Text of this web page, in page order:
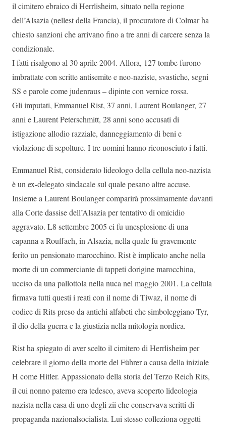
il cimitero ebraico di Herrlisheim, situato nella regione
dell’Alsazia (nellest della Francia), il procuratore di Colmar ha
chiesto sanzioni che arrivano fino a tre anni di carcere senza la
condizionale.
I fatti risalgono al 30 aprile 2004. Allora, 127 tombe furono
imbrattate con scritte antisemite e neo-naziste, svastiche, segni
SS e parole come judenraus – dipinte con vernice rossa.
Gli imputati, Emmanuel Rist, 37 anni, Laurent Boulanger, 27
anni e Laurent Peterschmitt, 28 anni sono accusati di
istigazione allodio razziale, danneggiamento di beni e
violazione di sepolture. I tre uomini hanno riconosciuto i fatti.
Emmanuel Rist, considerato lideologo della cellula neo-nazista
è un ex-delegato sindacale sul quale pesano altre accuse.
Insieme a Laurent Boulanger comparirà prossimamente davanti
alla Corte dassise dell’Alsazia per tentativo di omicidio
aggravato. L8 settembre 2005 ci fu unesplosione di una
capanna a Rouffach, in Alsazia, nella quale fu gravemente
ferito un pensionato marocchino. Rist è implicato anche nella
morte di un commerciante di tappeti dorigine marocchina,
ucciso da una pallottola nella nuca nel maggio 2001. La cellula
firmava tutti questi i reati con il nome di Tiwaz, il nome di
codice di Rits preso da antichi alfabeti che simboleggiano Tyr,
il dio della guerra e la giustizia nella mitologia nordica.
Rist ha spiegato di aver scelto il cimitero di Herrlisheim per
celebrare il giorno della morte del Führer a causa della iniziale
H come Hitler. Appassionato della storia del Terzo Reich Rits,
il cui nonno paterno era tedesco, aveva scoperto lideologia
nazista nella casa di uno degli zii che conservava scritti di
propaganda nazionalsocialista. Lui stesso colleziona oggetti